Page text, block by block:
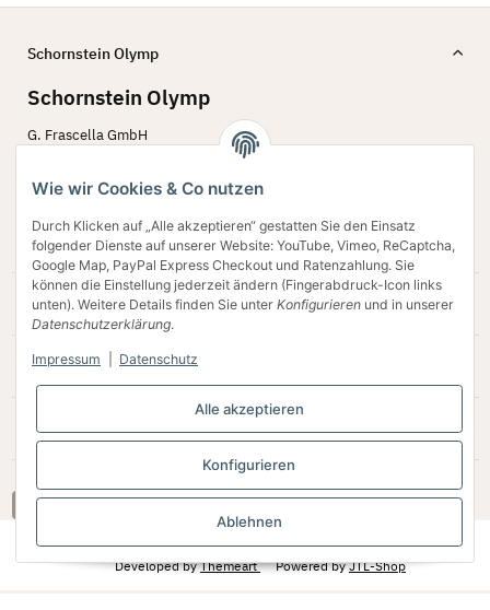
Wie wir Cookies & Co nutzen
Durch Klicken auf „Alle akzeptieren“ gestatten Sie den Einsatz
folgender Dienste auf unserer Website: YouTube, Vimeo, ReCaptcha,
Google Map, PayPal Express Checkout und Ratenzahlung. Sie
können die Einstellung jederzeit ändern (Fingerabdruck-Icon links
unten). Weitere Details finden Sie unter Konfigurieren und in unserer
Datenschutzerklärung.
Impressum Datenschutz
Alle akzeptieren
Konfigurieren
Ablehnen
Schornstein Olymp
Schornstein Olymp
G. Frascella GmbH
45770 Marl
Verkauf@schornstein-olymp.de
Gesetzliche Informationen
Bequem bezahlen
Kundenbewertungen
Vertrag widerrufen
* Alle Preise inkl. gesetzlicher USt., zzgl.Versand
Developed byThemeart Powered byJTL-Shop